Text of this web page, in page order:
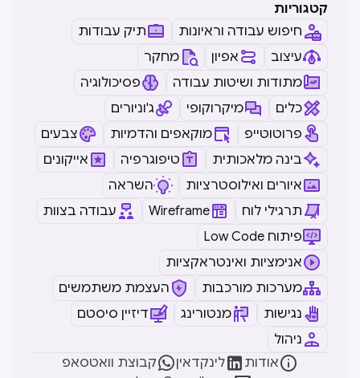
קטגוריות
חיפוש עבודה וראיונות
תיק עבודות
עיצוב
אפיון
מחקר
מתודות ושיטות עבודה
פסיכולוגיה
כלים
מיקרוקופי
ג'וניורים
פרוטוטייפ
מוקאפים והדמיות
צבעים
בינה מלאכותית
טיפוגרפיה
אייקונים
איורים ואילוסטרציות
השראה
תרגילי לוח
Wireframe
עבודה בצוות
Low Code פיתוח
אנימציות ואינטראקציות
מערכות מורכבות
העצמת משתמשים
נגישות
מנטורינג
דיזיין סיסטם
ניהול
אודות לינקדאין קבוצת וואטסאפ